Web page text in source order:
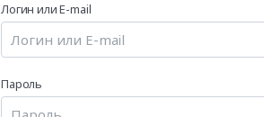
Логин или E-mail
Пароль